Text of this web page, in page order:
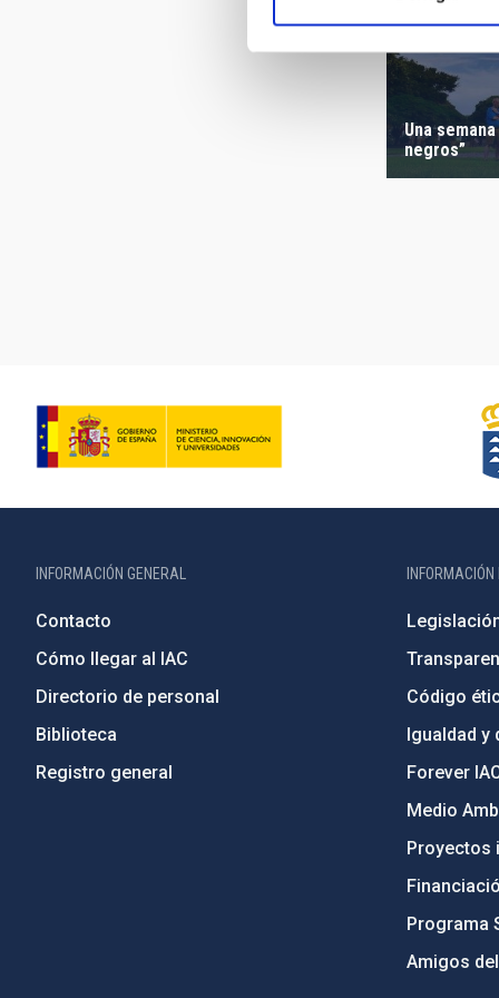
Una
negros”
INFORMACIÓN GENERAL
Contacto
Cómo llegar al IAC
Directorio de personal
Biblioteca
Registro general
INFORMACIÓN
Código
Igualdad y
Forever
Medio
Proyectos
Programa
Amigos